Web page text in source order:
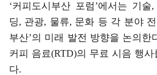
‘커피도시부산 포럼’에서는 기술,
딩, 관광, 물류, 문화 등 각 분야
부산’의 미래 발전 방향을 논의한
커피 음료(RTD)의 무료 시음 행
다.